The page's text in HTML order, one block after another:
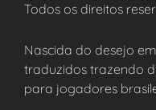
Todos os direitos
Nascida do desejo
traduzidos trazendo
para jogadores